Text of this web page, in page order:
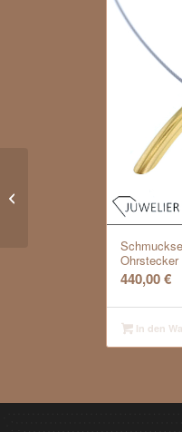
440,00€
In den